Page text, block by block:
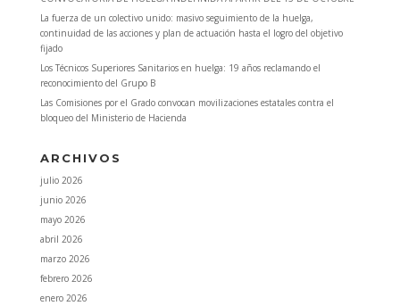
La fuerza de un colectivo unido: masivo seguimiento de la huelga,
continuidad de las acciones y plan de actuación hasta el logro del objetivo
fijado
Los Técnicos Superiores Sanitarios en huelga: 19 años reclamando el
reconocimiento del Grupo B
Las Comisiones por el Grado convocan movilizaciones estatales contra el
bloqueo del Ministerio de Hacienda
ARCHIVOS
julio 2026
junio 2026
mayo 2026
abril 2026
marzo 2026
febrero 2026
enero 2026